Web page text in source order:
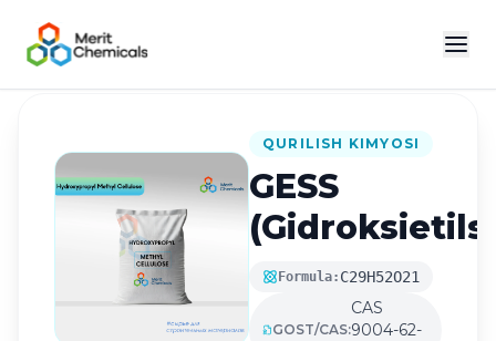
Katalogga qaytish
QURILISH KIMYOSI
GESS
Formula: C29H52O21
GOST/CAS:
CAS
9004-62-